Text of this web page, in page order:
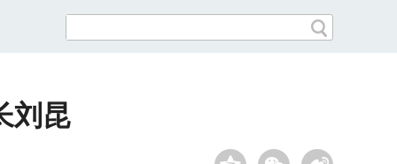
刘昆